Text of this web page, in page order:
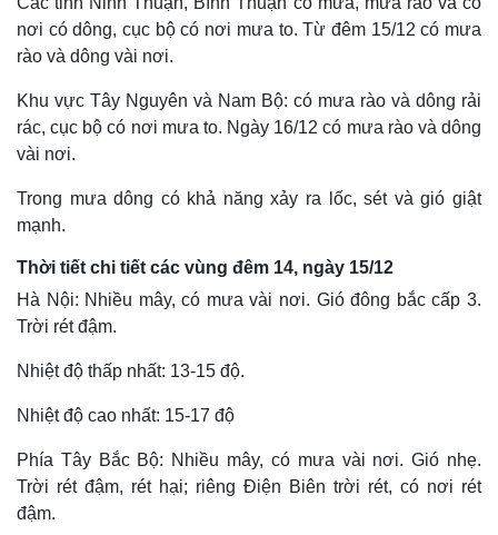
nơi có dông, cục bộ có nơi mưa to. Từ đêm 15/12 có mưa
rào và dông vài nơi.
Khu vực Tây Nguyên và Nam Bộ: có mưa rào và dông rải
rác, cục bộ có nơi mưa to. Ngày 16/12 có mưa rào và dông
vài nơi.
Trong mưa dông có khả năng xảy ra lốc, sét và gió giật
mạnh.
Thời tiết chi tiết các vùng đêm 14, ngày 15/12
Hà Nội: Nhiều mây, có mưa vài nơi. Gió đông bắc cấp 3.
Trời rét đậm.
Nhiệt độ thấp nhất: 13-15 độ.
Nhiệt độ cao nhất: 15-17 độ
Phía Tây Bắc Bộ: Nhiều mây, có mưa vài nơi. Gió nhẹ.
Trời rét đậm, rét hại; riêng Điện Biên trời rét, có nơi rét
đậm.